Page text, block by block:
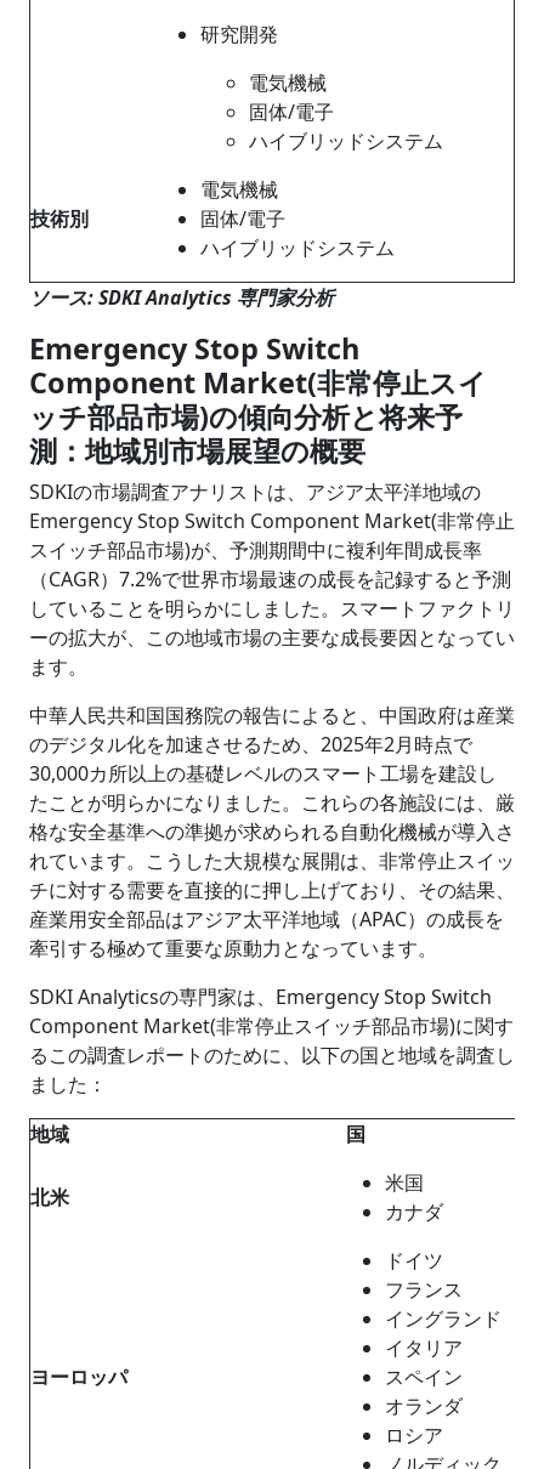
研究開発
電気機械
固体/電子
ハイブリッドシステム
技術別
電気機械
固体/電子
ハイブリッドシステム
ソース: SDKI Analytics 専門家分析
Emergency Stop Switch
Component Market(非常停止スイ
ッチ部品市場)の傾向分析と将来予
測：地域別市場展望の概要
SDKIの市場調査アナリストは、アジア太平洋地域の
Emergency Stop Switch Component Market(非常停止
スイッチ部品市場)が、予測期間中に複利年間成長率
（CAGR）7.2%で世界市場最速の成長を記録すると予測
していることを明らかにしました。スマートファクトリ
ーの拡大が、この地域市場の主要な成長要因となってい
ます。
中華人民共和国国務院の報告によると、中国政府は産業
のデジタル化を加速させるため、2025年2月時点で
30,000カ所以上の基礎レベルのスマート工場を建設し
たことが明らかになりました。これらの各施設には、厳
格な安全基準への準拠が求められる自動化機械が導入さ
れています。こうした大規模な展開は、非常停止スイッ
チに対する需要を直接的に押し上げており、その結果、
産業用安全部品はアジア太平洋地域（APAC）の成長を
牽引する極めて重要な原動力となっています。
SDKI Analyticsの専門家は、Emergency Stop Switch
Component Market(非常停止スイッチ部品市場)に関す
るこの調査レポートのために、以下の国と地域を調査し
ました：
地域
国
北米
米国
カナダ
ヨーロッパ
ドイツ
フランス
イングランド
イタリア
スペイン
オランダ
ロシア
ノルディック